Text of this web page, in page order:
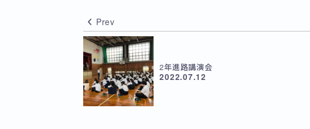
Prev
2年進路講演会
2022.07.12